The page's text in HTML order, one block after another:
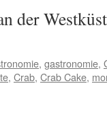
der
, gastronomie,
, Crab, Crab Cake,